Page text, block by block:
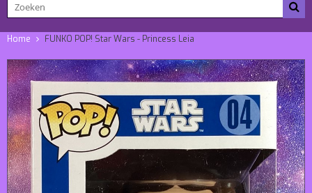
Home FUNKO POP! Star Wars - Princess Leia